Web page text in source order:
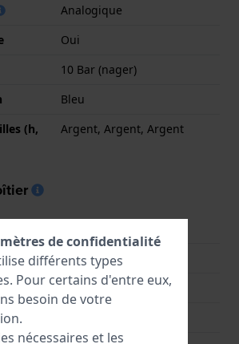
Analogique
Oui
10 Bar (nager)
Bleu
(h,
Argent, Argent, Argent
40 mm
11.3 mm
de confidentialité
différents types
. Pour certains d'entre eux,
besoin de votre
nécessaires et les